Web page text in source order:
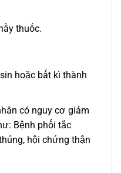
thuốc.
hoặc bất kì thành
có nguy cơ giảm
Bệnh phổi tắc
hội chứng thận